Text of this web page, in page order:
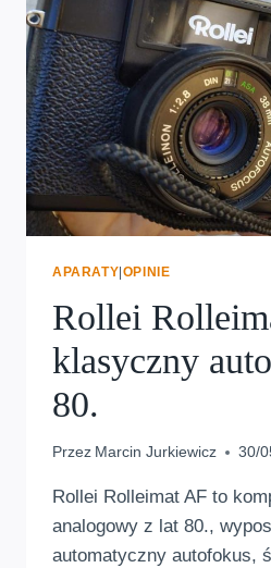
APARATY|OPINIE
Rollei
klasyczny
80.
Przez Marcin Jurkiewicz 30/
Rollei Rolleimat AF to
analogowy z lat 80.,
automatyczny autofokus,